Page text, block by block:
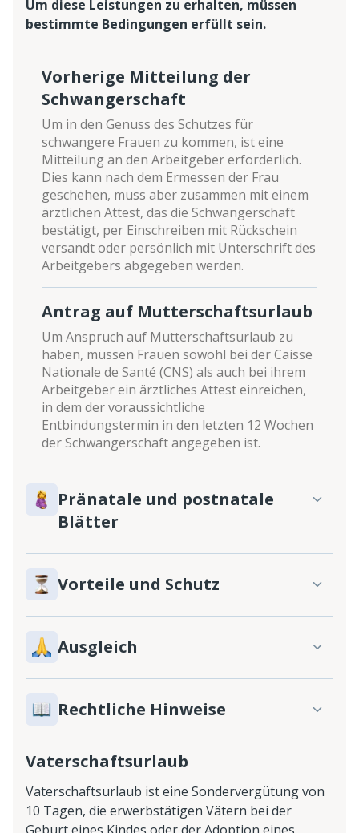
Um diese Leistungen zu erhalten, müssen
bestimmte Bedingungen erfüllt sein.
Vorherige Mitteilung der
Schwangerschaft
Um in den Genuss des Schutzes für
schwangere Frauen zu kommen, ist eine
Mitteilung an den Arbeitgeber erforderlich.
Dies kann nach dem Ermessen der Frau
geschehen, muss aber zusammen mit einem
ärztlichen Attest, das die Schwangerschaft
bestätigt, per Einschreiben mit Rückschein
versandt oder persönlich mit Unterschrift des
Arbeitgebers abgegeben werden.
Antrag auf Mutterschaftsurlaub
Um Anspruch auf Mutterschaftsurlaub zu
haben, müssen Frauen sowohl bei der Caisse
Nationale de Santé (CNS) als auch bei ihrem
Arbeitgeber ein ärztliches Attest einreichen,
in dem der voraussichtliche
Entbindungstermin in den letzten 12 Wochen
der Schwangerschaft angegeben ist.
Pränatale und postnatale
Blätter
Vorteile und Schutz
Ausgleich
Rechtliche Hinweise
Vaterschaftsurlaub
Vaterschaftsurlaub ist eine Sondervergütung von
10 Tagen, die erwerbstätigen Vätern bei der